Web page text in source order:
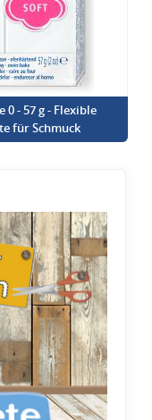
0 - 57 g - Flexible
für Schmuck